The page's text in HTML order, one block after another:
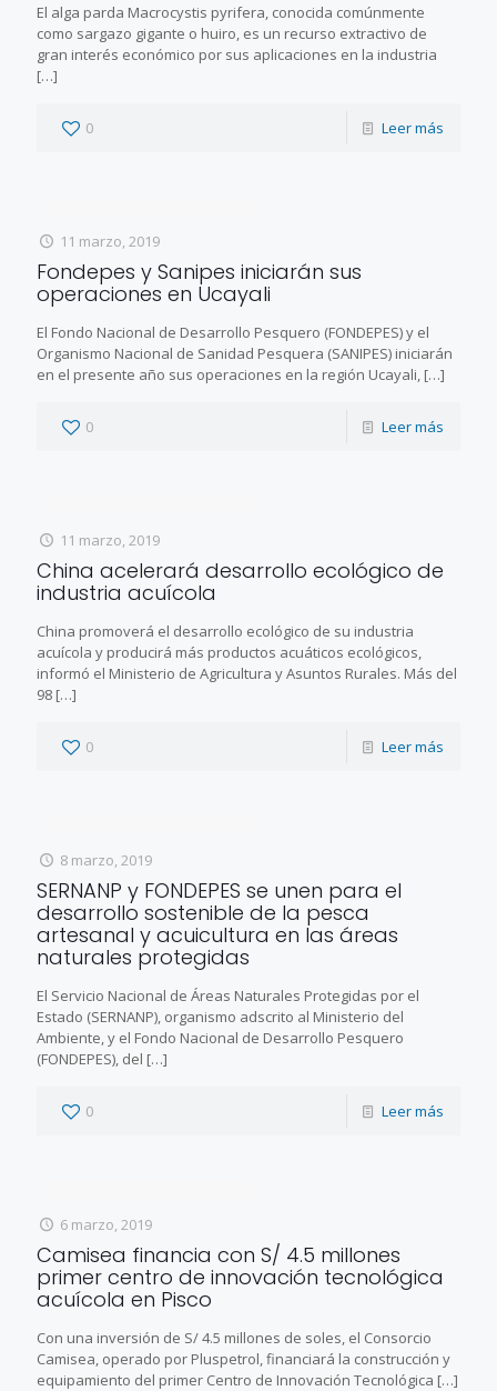
El alga parda Macrocystis pyrifera, conocida comúnmente
como sargazo gigante o huiro, es un recurso extractivo de
gran interés económico por sus aplicaciones en la industria
[…]
0 Leer más
11 marzo, 2019
Fondepes y Sanipes iniciarán sus
operaciones en Ucayali
El Fondo Nacional de Desarrollo Pesquero (FONDEPES) y el
Organismo Nacional de Sanidad Pesquera (SANIPES) iniciarán
en el presente año sus operaciones en la región Ucayali, […]
0 Leer más
11 marzo, 2019
China acelerará desarrollo ecológico de
industria acuícola
China promoverá el desarrollo ecológico de su industria
acuícola y producirá más productos acuáticos ecológicos,
informó el Ministerio de Agricultura y Asuntos Rurales. Más del
98 […]
0 Leer más
8 marzo, 2019
SERNANP y FONDEPES se unen para el
desarrollo sostenible de la pesca
artesanal y acuicultura en las áreas
naturales protegidas
El Servicio Nacional de Áreas Naturales Protegidas por el
Estado (SERNANP), organismo adscrito al Ministerio del
Ambiente, y el Fondo Nacional de Desarrollo Pesquero
(FONDEPES), del […]
0 Leer más
6 marzo, 2019
Camisea financia con S/ 4.5 millones
primer centro de innovación tecnológica
acuícola en Pisco
Con una inversión de S/ 4.5 millones de soles, el Consorcio
Camisea, operado por Pluspetrol, financiará la construcción y
equipamiento del primer Centro de Innovación Tecnológica […]